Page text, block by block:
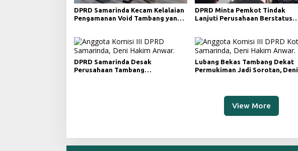
DPRD Samarinda Kecam Kelalaian
Pengamanan Void Tambang yang
DPRD Minta Pemkot Tindak
Lanjuti Perusahaan Berstatus
DPRD Samarinda Desak
Perusahaan Tambang
Lubang Bekas Tambang Dekat
Permukiman Jadi Sorotan, Deni
View More